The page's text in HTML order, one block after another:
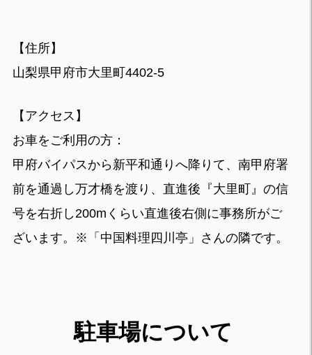
【住所】
山梨県甲府市大里町4402-5
【アクセス】
お車をご利用の方：
甲府バイパスから新平和通りへ降りて、南甲府署
前を通過し万才橋を渡り、直進後『大里町』の信
号を右折し200mくらい直進後右側に事務所がご
ざいます。※「中国料理四川亭」さんの隣です。
駐車場について